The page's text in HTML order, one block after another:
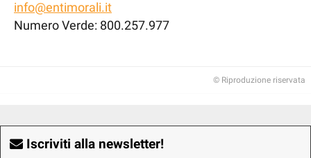
info@entimorali.it
Numero Verde: 800.257.977
© Riproduzione riservata
Iscriviti alla newsletter!